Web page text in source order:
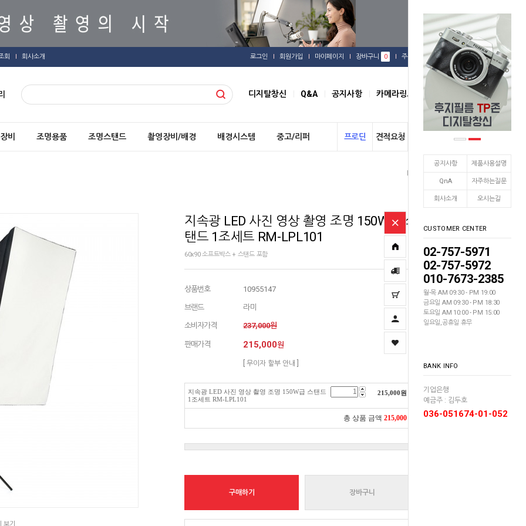
공지사항 제품사용설명
QnA 자주하는질문
회사소개 오시는길
CUSTOMER CENTER
02-757-5971
02-757-5972
010-7673-2385
월-목 AM 09:30 - PM 19:00
금요일 AM 09:30 - PM 18:30
토요일 AM 10:00 - PM 15:00
일요일,공휴일 휴무
BANK INFO
기업은행
예금주 : 김두호
036-051674-01-052
회 회사소개 로그인 회원가입 마이페이지 장바구니 0 주문배송 관심상품
디지탈창신 Q&A 공지사항 카메라링크
비 조명용품 조명스탠드 촬영장비/배경 배경시스템 중고/리퍼 프로딘 견적요청
보기
지속광 LED 사진 영상 촬영 조명 150W급 스
탠드 1조세트 RM-LPL101
60x90 소프트박스 + 스탠드 포함
상품번호 10955147
브랜드 라미
소비자가격 237,000원
판매가격 215,000원
[ 무이자 할부 안내 ]
지속광 LED 사진 영상 촬영 조명 150W급 스탠드
1조세트 RM-LPL101
215,000원
총 상품 금액 215,000
구매하기 장바구니